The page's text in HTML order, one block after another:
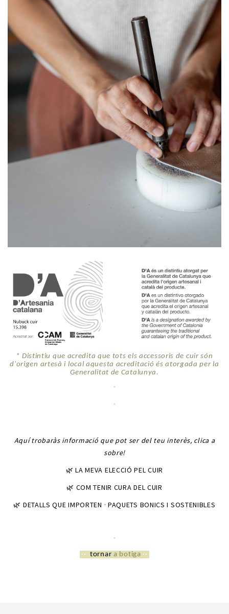
* Distintiu que acredita que tots els accessoris de cuir són
d'origen artesà i local aquesta acreditació és atorgada per la
Generalitat de Catalunya.
*
*
Aquí trobaràs informació que pot ser del teu interès, clica a
sobre!
🌿 LA MEVA ELECCIÓ PEL CUIR
🌿 COM TENIR CURA DEL CUIR
🌿 DETALLS QUE IMPORTEN · PAQUETS BONICS I SOSTENIBLES
*
·· tornar a botiga ··